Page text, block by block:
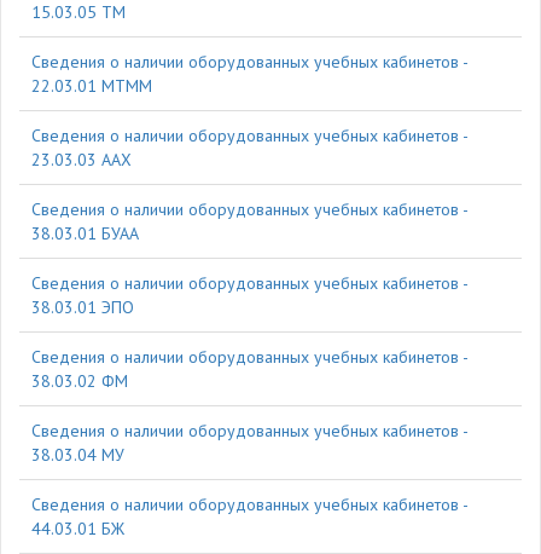
15.03.05 ТМ
Cведения о наличии оборудованных учебных кабинетов -
22.03.01 МТММ
Cведения о наличии оборудованных учебных кабинетов -
23.03.03 ААХ
Cведения о наличии оборудованных учебных кабинетов -
38.03.01 БУАА
Cведения о наличии оборудованных учебных кабинетов -
38.03.01 ЭПО
Cведения о наличии оборудованных учебных кабинетов -
38.03.02 ФМ
Cведения о наличии оборудованных учебных кабинетов -
38.03.04 МУ
Cведения о наличии оборудованных учебных кабинетов -
44.03.01 БЖ